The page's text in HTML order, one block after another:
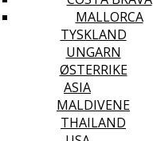
MALLORCA
TYSKLAND
UNGARN
ØSTERRIKE
ASIA
MALDIVENE
THAILAND